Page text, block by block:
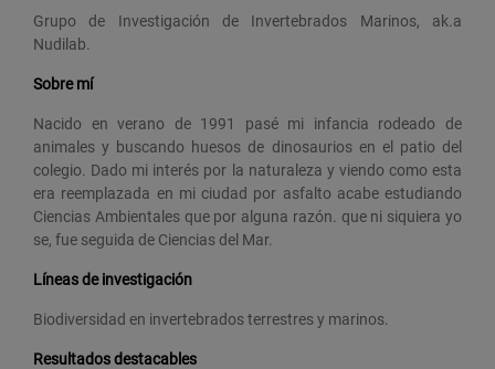
Grupo de Investigación de Invertebrados Marinos, ak.a
Nudilab.
Sobre mí
Nacido en verano de 1991 pasé mi infancia rodeado de
animales y buscando huesos de dinosaurios en el patio del
colegio. Dado mi interés por la naturaleza y viendo como esta
era reemplazada en mi ciudad por asfalto acabe estudiando
Ciencias Ambientales que por alguna razón. que ni siquiera yo
se, fue seguida de Ciencias del Mar.
Líneas de investigación
Biodiversidad en invertebrados terrestres y marinos.
Resultados destacables